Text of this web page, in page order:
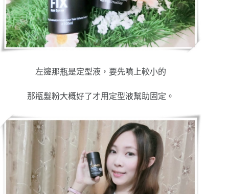
左邊那瓶是定型液，要先噴上較小的
那瓶髮粉大概好了才用定型液幫助固定。